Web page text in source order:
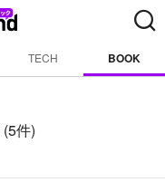
TECH BOOK
(5件)